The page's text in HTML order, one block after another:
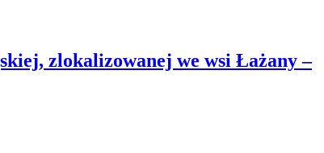
zlokalizowanej we wsi Łażany –